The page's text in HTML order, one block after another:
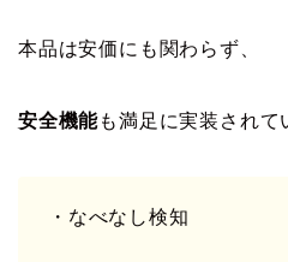
本品は安価にも関わらず、
安全機能も満足に実装されて
・なべなし検知